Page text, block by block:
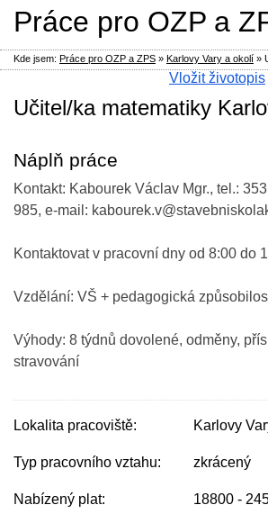
Učitel/ka matematiky
Náplň práce
Kontakt: Kabourek Václav Mgr., tel.:
985, e-mail:
Kontaktovat v pracovní dny od 8:00 do
Vzdělání: VŠ + pedagogická
Výhody: 8 týdnů dovolené, odměny,
stravování
Lokalita pracoviště: Karlovy
Typ pracovního vztahu: zkrácený
Nabízený plat: 18800 -
Práce pro OZP a
Vložit životopis
Kde jsem: Práce pro OZP a ZPS » Karlovy Vary a okolí »